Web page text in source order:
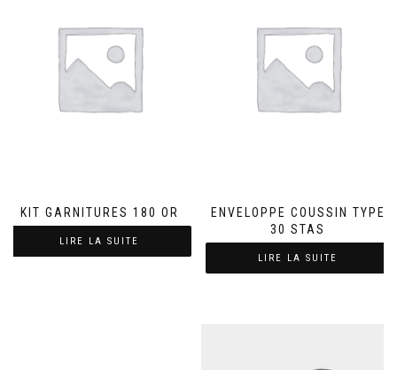
KIT GARNITURES 180 OR
LIRE LA SUITE
ENVELOPPE COUSSIN TYPE
30 STAS
LIRE LA SUITE